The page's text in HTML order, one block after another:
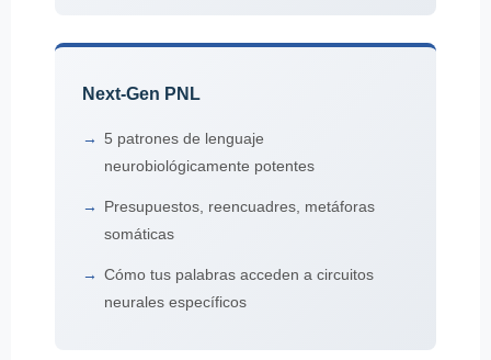
Next-Gen PNL
5 patrones de lenguaje
neurobiológicamente potentes
Presupuestos, reencuadres, metáforas
somáticas
Cómo tus palabras acceden a circuitos
neurales específicos